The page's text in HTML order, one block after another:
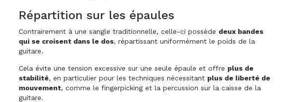
Répartition sur les épaules
Contrairement à une sangle traditionnelle, celle-ci possède deux bandes
qui se croisent dans le dos, répartissant uniformément le poids de la
guitare.
Cela évite une tension excessive sur une seule épaule et offre plus de
stabilité, en particulier pour les techniques nécessitant plus de liberté de
mouvement, comme le fingerpicking et la percussion sur la caisse de la
guitare.